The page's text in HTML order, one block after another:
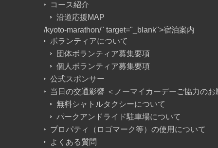
コース紹介
沿道応援MAP
/kyoto-marathon/" target="_blank">宿泊案内
ボランティアについて
団体ボランティア募集要項
個人ボランティア募集要項
公式スポンサー
当日の交通影響 ＜ノーマイカーデーご協力のお
無料シャトルタクシーについて
パークアンドライド駐車場について
プロパティ（ロゴマーク等）の使用について
よくある質問